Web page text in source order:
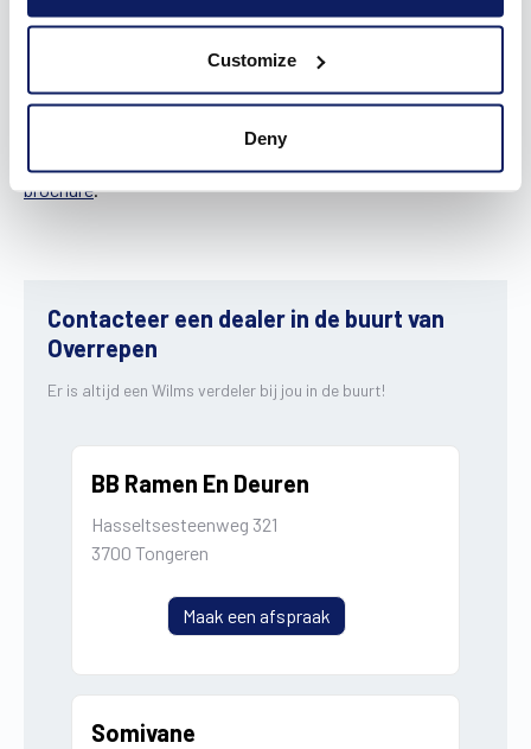
Customize
Deny
Maximaal genieten van de schaduw én de zon, dat garanderen
zonnescreens houd je binnen een prettige temperatuur aan
en verduister je elke ruimte wanneer nodig. Nooit meer last
van oververhitting of storende zonnestralen in je ogen! Laat
brochure.
Contacteer een dealer in de buurt van
Overrepen
Er is altijd een Wilms verdeler bij jou in de buurt!
BB Ramen En Deuren
Hasseltsesteenweg 321
3700 Tongeren
Maak een afspraak
Somivane